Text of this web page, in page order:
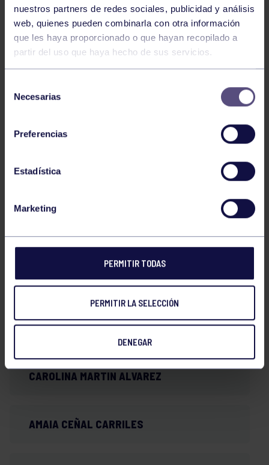
nuestros partners de redes sociales, publicidad y análisis
web, quienes pueden combinarla con otra información
que les haya proporcionado o que hayan recopilado a
partir del uso que haya hecho de sus servicios.
Necesarias
Preferencias
Estadística
Marketing
PERMITIR TODAS
PERMITIR LA SELECCIÓN
DENEGAR
CELIA LI GONZALEZ TESSIER,
ALBA LAFUENTE PAIS,
CARMEN CARRASCO MORILLA
LAURA LOBO GARCIA
CAROLINA MARTIN ALVAREZ
AMAIA CEÑAL CARRILES